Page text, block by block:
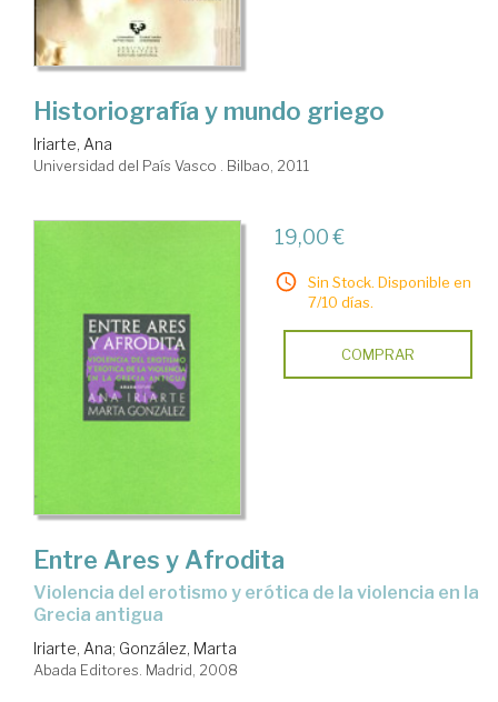
Historiografía y mundo griego
Iriarte, Ana
Universidad del País Vasco . Bilbao, 2011
19,00 €
Sin Stock. Disponible en
7/10 días.
COMPRAR
Entre Ares y Afrodita
violencia del erotismo y erótica de la violencia en la
Grecia antigua
Iriarte, Ana; González, Marta
Abada Editores. Madrid, 2008